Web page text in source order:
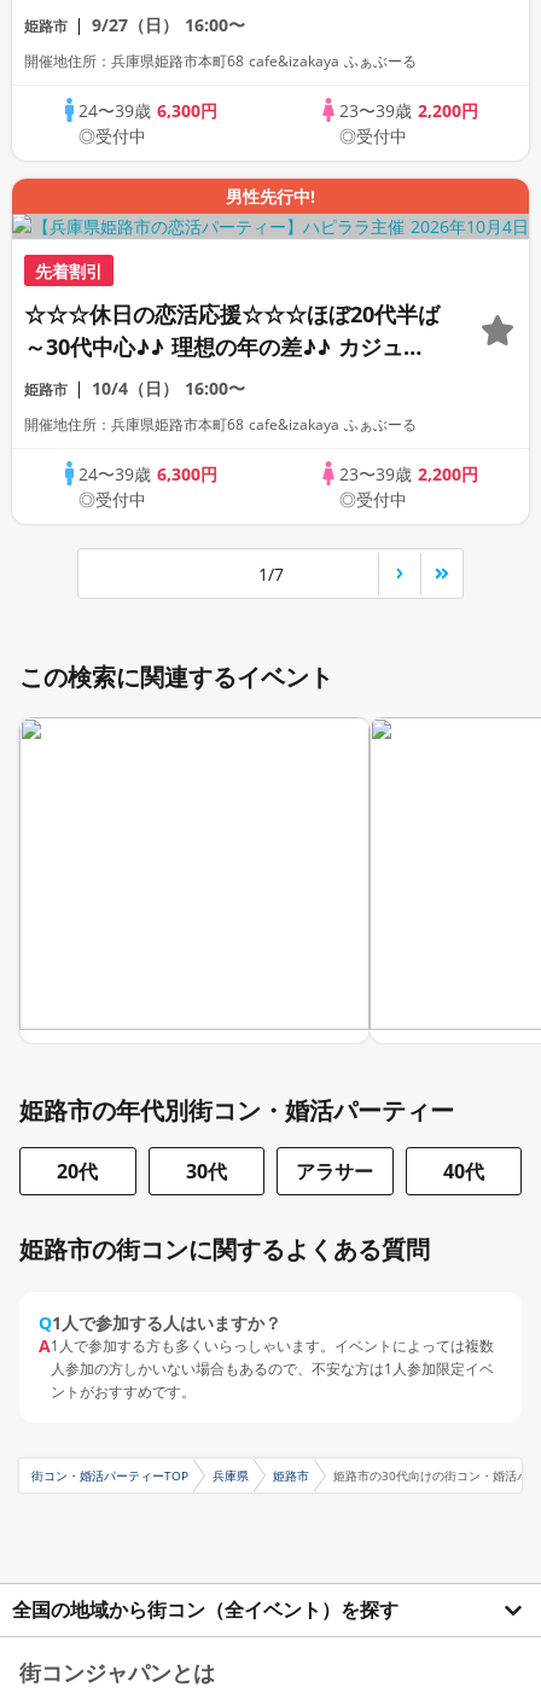
ルな出会いパーティー♪♪ カフェやランチ
デートに行ってみたい！ドリンク＆ライト
姫路市 9/27（日） 16:00〜
開催地住所：兵庫県姫路市本町68 cafe&izakaya ふぁぶーる
24〜39歳6,300円
◎受付中
23〜39歳 2,200円
◎受付中
男性先行中!
先着割引
☆☆☆休日の恋活応援☆☆☆ほぼ20代半ば
～30代中心♪♪ 理想の年の差♪♪ カジュア
ルな出会いパーティー♪♪ カフェやランチ
デートに行ってみたい！ドリンク＆ライト
姫路市 10/4（日） 16:00〜
開催地住所：兵庫県姫路市本町68 cafe&izakaya ふぁぶーる
24〜39歳6,300円
◎受付中
23〜39歳 2,200円
◎受付中
1/7
この検索に関連するイベント
姫路市の年代別街コン・婚活パーティー
20代 30代 アラサー 40代
姫路市の街コンに関するよくある質問
Q1人で参加する人はいますか？
A1人で参加する方も多くいらっしゃいます。イベントによっては複数
人参加の方しかいない場合もあるので、不安な方は1人参加限定イベ
ントがおすすめです。
街コン・婚活パーティーTOP 兵庫県 姫路市 姫路市の30代向けの街コン・婚活パ
全国の地域から街コン（全イベント）を探す
街コンジャパンとは